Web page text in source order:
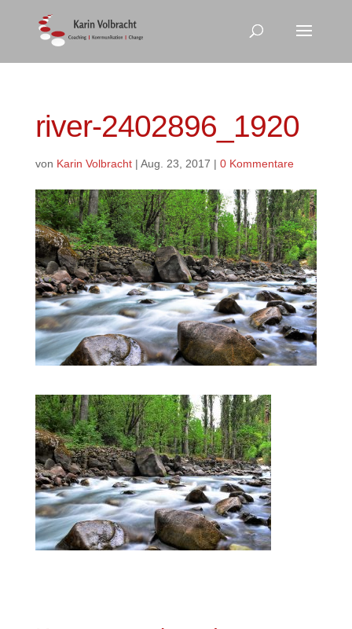
river-2402896_1920
von Karin Volbracht| Aug. 23, 2017 | 0 Kommentare